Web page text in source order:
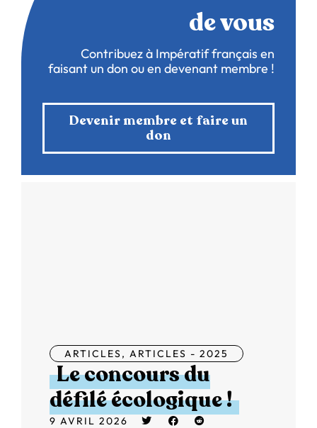
de vous
Contribuez à Impératif français en
faisant un don ou en devenant membre !
Devenir membre et faire un
don
ARTICLES, ARTICLES - 2025
Le concours du
défilé écologique !
9 AVRIL 2026